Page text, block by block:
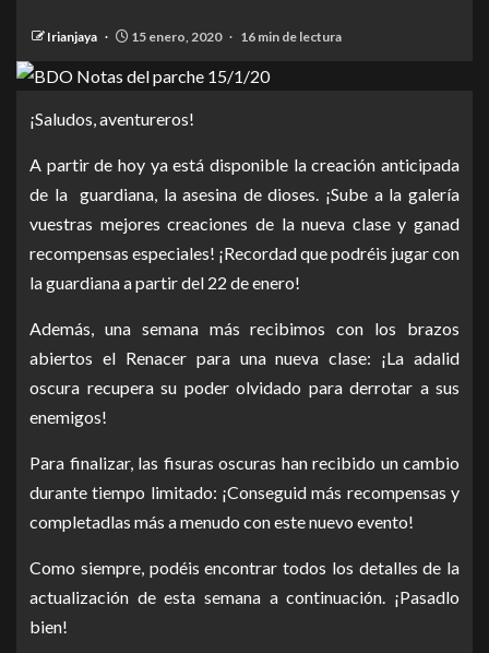
Irianjaya 15 enero, 2020 16 min de lectura
¡Saludos, aventureros!
A partir de hoy ya está disponible la creación anticipada
de la guardiana, la asesina de dioses. ¡Sube a la galería
vuestras mejores creaciones de la nueva clase y ganad
recompensas especiales! ¡Recordad que podréis jugar con
la guardiana a partir del 22 de enero!
Además, una semana más recibimos con los brazos
abiertos el Renacer para una nueva clase: ¡La adalid
oscura recupera su poder olvidado para derrotar a sus
enemigos!
Para finalizar, las fisuras oscuras han recibido un cambio
durante tiempo limitado: ¡Conseguid más recompensas y
completadlas más a menudo con este nuevo evento!
Como siempre, podéis encontrar todos los detalles de la
actualización de esta semana a continuación. ¡Pasadlo
bien!